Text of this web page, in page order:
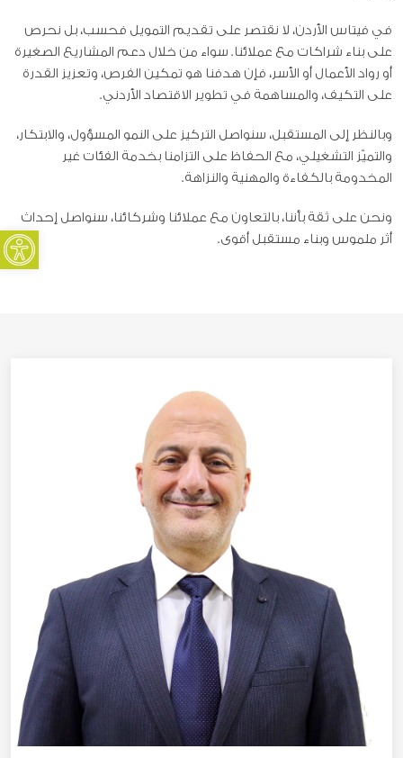
في فيتاس الأردن، لا نقتصر على تقديم التمويل فحسب، بل نحرص
على بناء شراكات مع عملائنا. سواء من خلال دعم المشاريع الصغيرة
أو رواد الأعمال أو الأسر، فإن هدفنا هو تمكين الفرص، وتعزيز القدرة
على التكيف، والمساهمة في تطوير الاقتصاد الأردني.
وبالنظر إلى المستقبل، سنواصل التركيز على النمو المسؤول، والابتكار،
والتميّز التشغيلي، مع الحفاظ على التزامنا بخدمة الفئات غير
المخدومة بالكفاءة والمهنية والنزاهة.
ونحن على ثقة بأننا، بالتعاون مع عملائنا وشركائنا، سنواصل إحداث
أثر ملموس وبناء مستقبل أقوى.